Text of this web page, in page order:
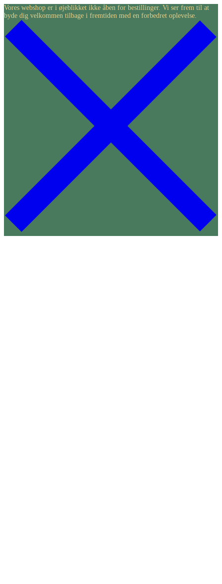
Skip
to
content
Vores webshop er i øjeblikket ikke åben for bestillinger. Vi ser frem til at
byde dig velkommen tilbage i fremtiden med en forbedret oplevelse.